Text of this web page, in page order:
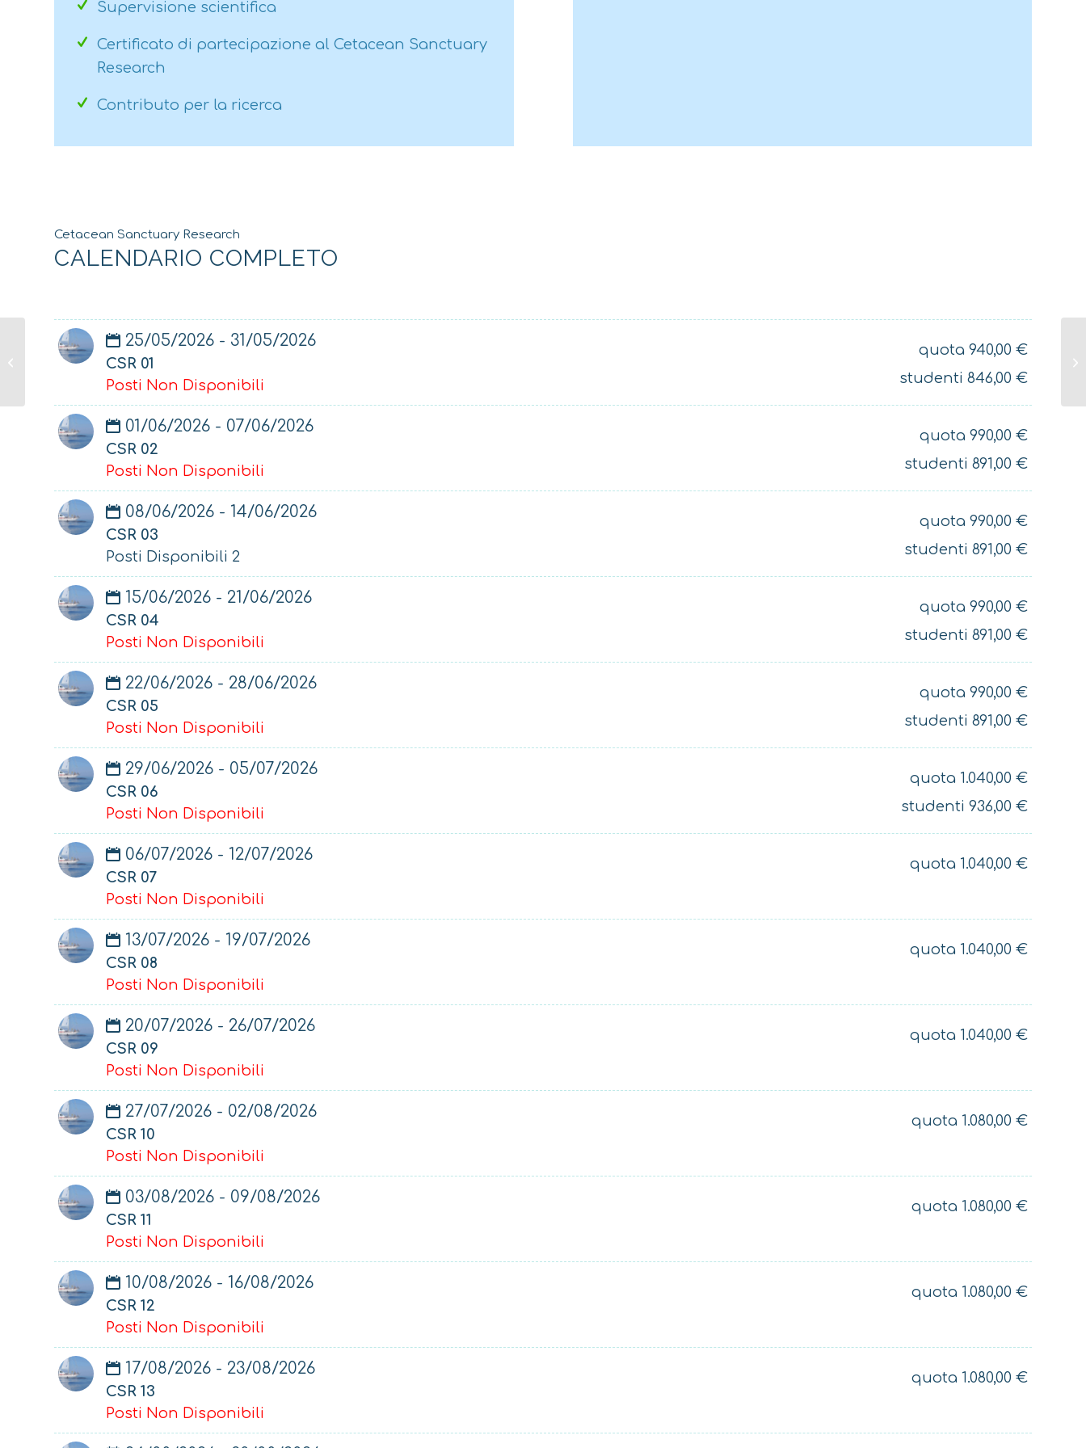
Supervisione scientifica
Certificato di partecipazione al Cetacean Sanctuary
Research
Contributo per la ricerca
Cetacean Sanctuary Research
CALENDARIO COMPLETO
25/05/2026 - 31/05/2026
CSR 01
Posti Non Disponibili
quota 940,00 €
studenti 846,00 €
01/06/2026 - 07/06/2026
CSR 02
Posti Non Disponibili
quota 990,00 €
studenti 891,00 €
08/06/2026 - 14/06/2026
CSR 03
Posti Disponibili 2
quota 990,00 €
studenti 891,00 €
15/06/2026 - 21/06/2026
CSR 04
Posti Non Disponibili
quota 990,00 €
studenti 891,00 €
22/06/2026 - 28/06/2026
CSR 05
Posti Non Disponibili
quota 990,00 €
studenti 891,00 €
29/06/2026 - 05/07/2026
CSR 06
Posti Non Disponibili
quota 1.040,00 €
studenti 936,00 €
06/07/2026 - 12/07/2026
CSR 07
Posti Non Disponibili
quota 1.040,00 €
13/07/2026 - 19/07/2026
CSR 08
Posti Non Disponibili
quota 1.040,00 €
20/07/2026 - 26/07/2026
CSR 09
Posti Non Disponibili
quota 1.040,00 €
27/07/2026 - 02/08/2026
CSR 10
Posti Non Disponibili
quota 1.080,00 €
03/08/2026 - 09/08/2026
CSR 11
Posti Non Disponibili
quota 1.080,00 €
10/08/2026 - 16/08/2026
CSR 12
Posti Non Disponibili
quota 1.080,00 €
17/08/2026 - 23/08/2026
CSR 13
Posti Non Disponibili
quota 1.080,00 €
CSR 19